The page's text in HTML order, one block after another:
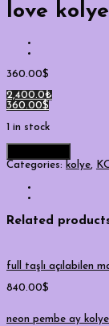
love kolye
360.00$
2,400.0₺
360.00$
1 in stock
Categories: kolye,
Related
full taşlı açılabilen
840.00$
neon pembe ay kolye